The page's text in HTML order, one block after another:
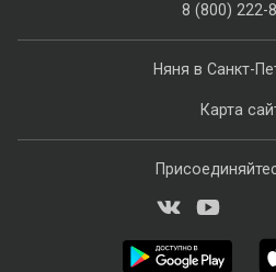
Няня в Санкт-
Карта
8 (800) 222-